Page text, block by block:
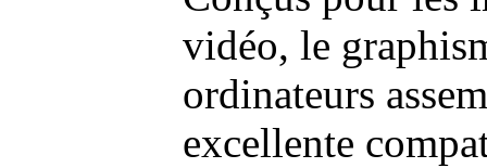
vidéo, le
ordinateurs
excellente